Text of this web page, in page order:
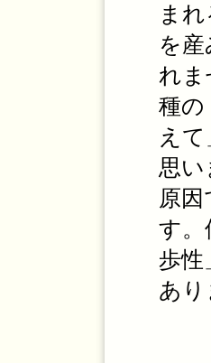
ま
を
れま
種の
え
思
原
す。
歩性
あり